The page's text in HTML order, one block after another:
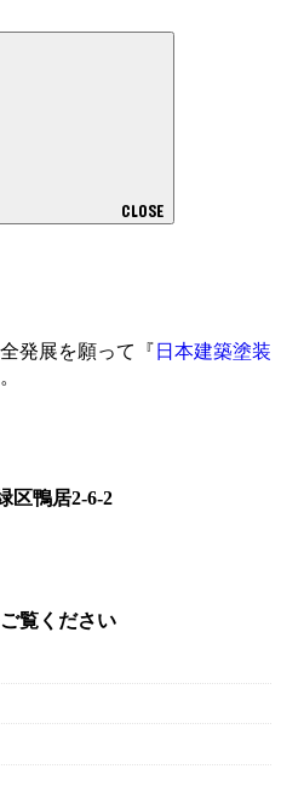
CLOSE
発展を願って『 日本建築塗装
区鴨居2-6-2
覧ください